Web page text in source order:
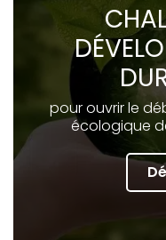
pour ouvrir le
écologique